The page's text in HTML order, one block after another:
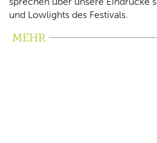
und Lowlights des Festivals.
MEHR